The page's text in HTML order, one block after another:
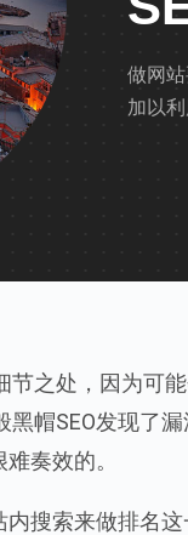
做网
加以
之处，因为可
帽SEO发现了
奏效的。
搜索来做排名这